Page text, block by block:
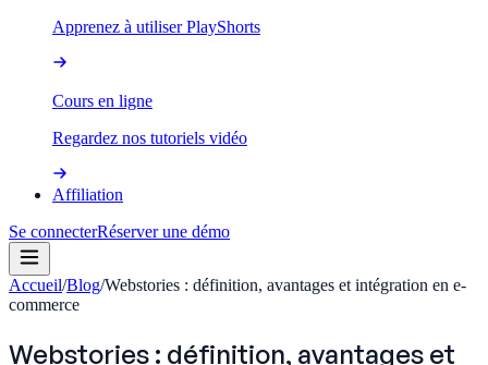
Apprenez à utiliser PlayShorts
Cours en ligne
Regardez nos tutoriels vidéo
Affiliation
Se connecterRéserver une démo
Accueil/Blog/Webstories : définition, avantages et intégration en e-
commerce
Webstories : définition, avantages et